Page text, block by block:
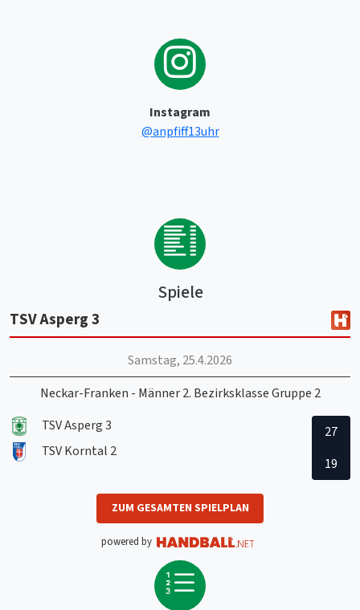
Instagram
@anpfiff13uhr
Spiele
TSV Asperg 3
Samstag, 25.4.2026
Neckar-Franken - Männer 2. Bezirksklasse Gruppe 2
TSV Asperg 3
TSV Korntal 2
27
19
ZUM GESAMTEN SPIELPLAN
powered by